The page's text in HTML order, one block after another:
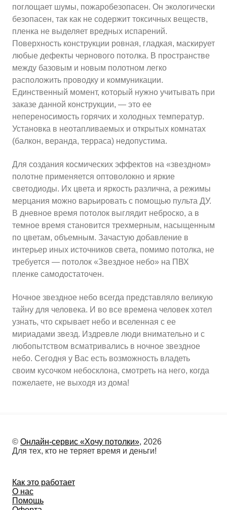
поглощает шумы, пожаробезопасен. Он экологически
безопасен, так как не содержит токсичных веществ,
пленка не выделяет вредных испарений.
Поверхность конструкции ровная, гладкая, маскирует
любые дефекты чернового потолка. В пространстве
между базовым и новым полотном легко
расположить проводку и коммуникации.
Единственный момент, который нужно учитывать при
заказе данной конструкции, — это ее
непереносимость горячих и холодных температур.
Установка в неотапливаемых и открытых комнатах
(балкон, веранда, терраса) недопустима.
Для создания космических эффектов на «звездном»
полотне применяется оптоволокно и яркие
светодиоды. Их цвета и яркость различна, а режимы
мерцания можно варьировать с помощью пульта ДУ.
В дневное время потолок выглядит неброско, а в
темное время становится трехмерным, насыщенным
по цветам, объемным. Зачастую добавление в
интерьер иных источников света, помимо потолка, не
требуется — потолок «Звездное небо» на ПВХ
пленке самодостаточен.
Ночное звездное небо всегда представляло великую
тайну для человека. И во все времена человек хотел
узнать, что скрывает небо и вселенная с ее
мириадами звезд. Издревле люди внимательно и с
любопытством всматривались в ночное звездное
небо. Сегодня у Вас есть возможность владеть
своим кусочком небосклона, смотреть на него, когда
пожелаете, не выходя из дома!
© Онлайн-сервис «Хочу потолки», 2026
Для тех, кто не теряет время и деньги!
Как это работает
О нас
Помощь